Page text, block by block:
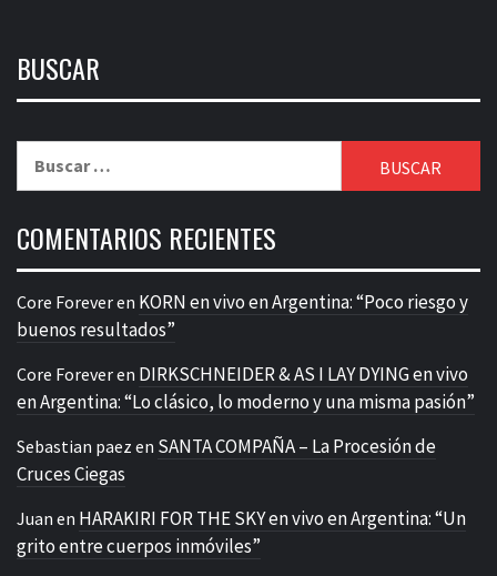
BUSCAR
COMENTARIOS RECIENTES
Core Foreveren KORN en vivo en Argentina: “Poco riesgo y
buenos resultados”
Core Foreveren DIRKSCHNEIDER & AS I LAY DYING en vivo
en Argentina: “Lo clásico, lo moderno y una misma pasión”
Sebastian paez en SANTA COMPAÑA – La Procesión de
Cruces Ciegas
Juan en HARAKIRI FOR THE SKY en vivo en Argentina: “Un
grito entre cuerpos inmóviles”